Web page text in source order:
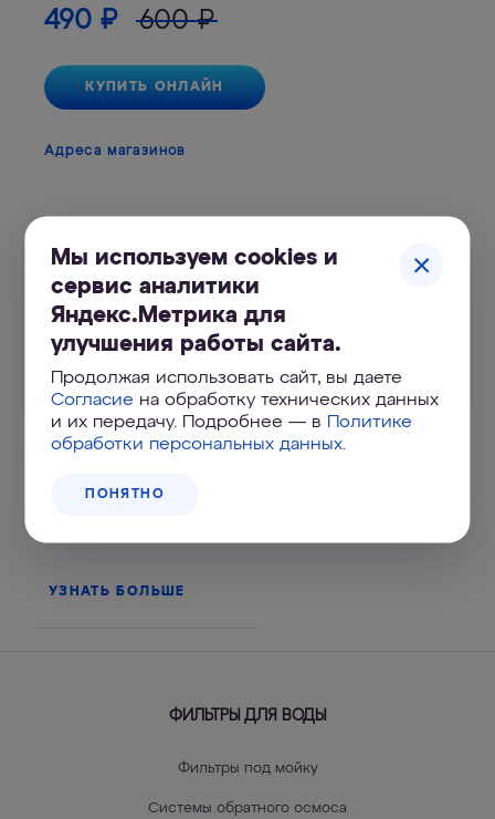
490 ₽ 600 ₽
КУПИТЬ ОНЛАЙН
Адреса магазинов
.pdf, 0.19 Мб
Портал
УЗНАТЬ БОЛЬШЕ
Мы используем cookies и
сервис аналитики
Яндекс.Метрика для
улучшения работы сайта.
Продолжая использовать сайт, вы даете
Согласие на обработку технических данных
и их передачу. Подробнее — в Политике
обработки персональных данных.
ПОНЯТНО
ФИЛЬТРЫ ДЛЯ ВОДЫ
Фильтры под мойку
Системы обратного осмоса